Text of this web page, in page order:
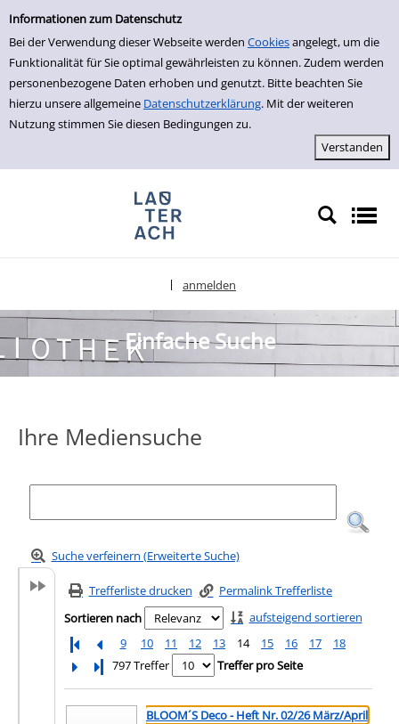
Einfache Suche
Informationen zum Datenschutz
Bei der Verwendung dieser Webseite werden Cookiesangelegt, um die
Funktionalität für Sie optimal gewährleisten zu können. Zudem werden
personenbezogene Daten erhoben und genutzt. Bitte beachten Sie
hierzu unsere allgemeine Datenschutzerklärung. Mit der weiteren
Nutzung stimmen Sie diesen Bedingungen zu.
zur Navigation springen
zum Inhalt springen
Zu den Suchfiltern springen
Zur Trefferliste springen
anmelden
Einfache Suche
Ihre Mediensuche
Suche verfeinern (Erweiterte Suche)
Trefferliste drucken
Permalink Trefferliste
Sortieren nach
aufsteigend sortieren
9
10 11 12 13 14 15 16 17
18
Letzte Seite
797 Treffer Treffer pro Seite
Suchergebnis
Zu den Suchfiltern springen
BLOOM´S Deco - Heft Nr. 02/26 März/April